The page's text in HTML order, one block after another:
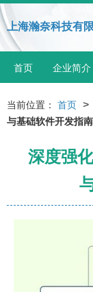
上海瀚奈科技有
首页 企业简介
当前位置： 首页 >
与基础软件开发指南
深度强